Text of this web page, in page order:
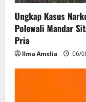
Ungkap Kasus
Polewali Mandar
Pria
Ilma Amelia 06/